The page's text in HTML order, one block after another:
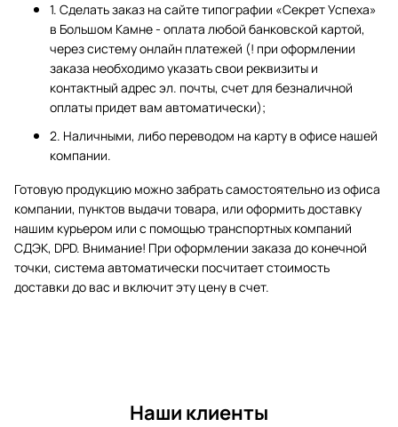
1. Сделать заказ на сайте типографии «Секрет Успеха»
в Большом Камне - оплата любой банковской картой,
через систему онлайн платежей (! при оформлении
заказа необходимо указать свои реквизиты и
контактный адрес эл. почты, счет для безналичной
оплаты придет вам автоматически);
2. Наличными, либо переводом на карту в офисе нашей
компании.
Готовую продукцию можно забрать самостоятельно из офиса
компании, пунктов выдачи товара, или оформить доставку
нашим курьером или с помощью транспортных компаний
СДЭК, DPD. Внимание! При оформлении заказа до конечной
точки, система автоматически посчитает стоимость
доставки до вас и включит эту цену в счет.
Наши клиенты